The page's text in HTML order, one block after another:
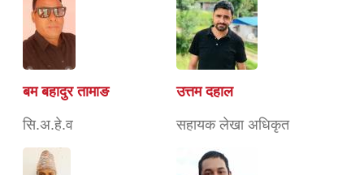
बम बहादुर तामाङ
सि.अ.हे.व
उत्तम दहाल
सहायक लेखा अधिकृत